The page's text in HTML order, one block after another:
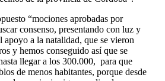
“mociones aprobadas por
consenso, presentando con luz y
apoyo a la natalidad, que se vieron
y hemos conseguido así que se
llegar a los 300.000, para que
de menos habitantes, porque desde